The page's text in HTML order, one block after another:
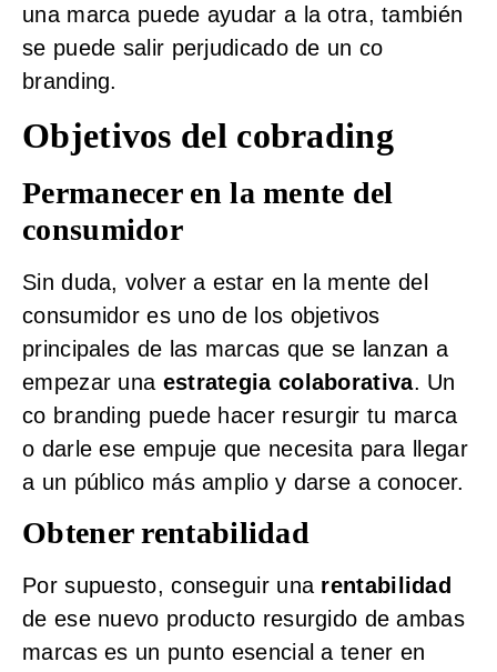
una marca puede ayudar a la otra, también
se puede salir perjudicado de un co
branding.
Objetivos del cobrading
Permanecer en la mente del
consumidor
Sin duda, volver a estar en la mente del
consumidor es uno de los objetivos
principales de las marcas que se lanzan a
empezar una estrategia colaborativa. Un
co branding puede hacer resurgir tu marca
o darle ese empuje que necesita para llegar
a un público más amplio y darse a conocer.
Obtener rentabilidad
Por supuesto, conseguir una rentabilidad
de ese nuevo producto resurgido de ambas
marcas es un punto esencial a tener en